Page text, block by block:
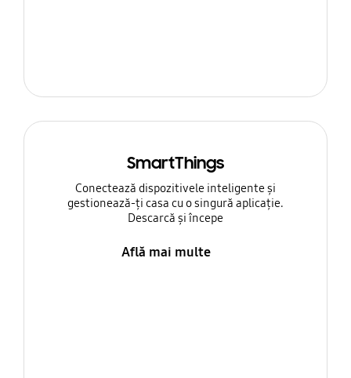
SmartThings
Conectează dispozitivele inteligente și
gestionează-ți casa cu o singură aplicație.
Descarcă și începe
Află mai multe